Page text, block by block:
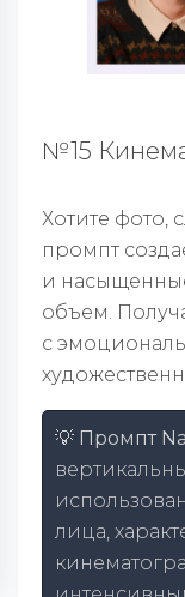
№15
Хотите фото,
промпт
и
объем.
с
💡 Промпт
лица,